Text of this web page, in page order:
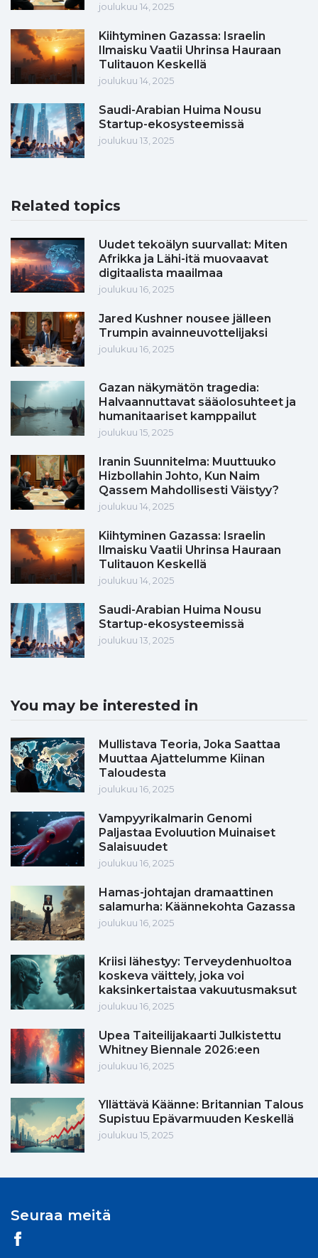
joulukuu 14, 2025
Kiihtyminen Gazassa: Israelin
Ilmaisku Vaatii Uhrinsa Hauraan
Tulitauon Keskellä
joulukuu 14, 2025
Saudi-Arabian Huima Nousu
Startup-ekosysteemissä
joulukuu 13, 2025
Related topics
Uudet tekoälyn suurvallat: Miten
Afrikka ja Lähi-itä muovaavat
digitaalista maailmaa
joulukuu 16, 2025
Jared Kushner nousee jälleen
Trumpin avainneuvottelijaksi
joulukuu 16, 2025
Gazan näkymätön tragedia:
Halvaannuttavat sääolosuhteet ja
humanitaariset kamppailut
joulukuu 15, 2025
Iranin Suunnitelma: Muuttuuko
Hizbollahin Johto, Kun Naim
Qassem Mahdollisesti Väistyy?
joulukuu 14, 2025
Kiihtyminen Gazassa: Israelin
Ilmaisku Vaatii Uhrinsa Hauraan
Tulitauon Keskellä
joulukuu 14, 2025
Saudi-Arabian Huima Nousu
Startup-ekosysteemissä
joulukuu 13, 2025
You may be interested in
Mullistava Teoria, Joka Saattaa
Muuttaa Ajattelumme Kiinan
Taloudesta
joulukuu 16, 2025
Vampyyrikalmarin Genomi
Paljastaa Evoluution Muinaiset
Salaisuudet
joulukuu 16, 2025
Hamas-johtajan dramaattinen
salamurha: Käännekohta Gazassa
joulukuu 16, 2025
Kriisi lähestyy: Terveydenhuoltoa
koskeva väittely, joka voi
kaksinkertaistaa vakuutusmaksut
joulukuu 16, 2025
Upea Taiteilijakaarti Julkistettu
Whitney Biennale 2026:een
joulukuu 16, 2025
Yllättävä Käänne: Britannian Talous
Supistuu Epävarmuuden Keskellä
joulukuu 15, 2025
Seuraa meitä